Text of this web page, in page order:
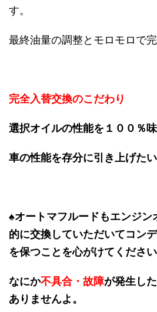
す。
最終油量の調整とモロモロで完
完全入替交換のこだわり
選択オイルの性能を１００％味
車の性能を存分に引き上げたい
♠オートマフルードもエンジン
的に交換していただいてコン
を保つことを心がけてください
なにか不具合・故障が発生し
ありませんよ。